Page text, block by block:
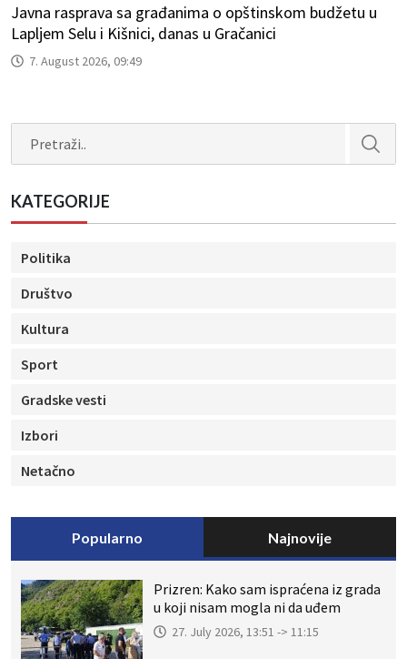
Javna rasprava sa građanima o opštinskom budžetu u
Lapljem Selu i Kišnici, danas u Gračanici
7. August 2026, 09:49
KATEGORIJE
Politika
Društvo
Kultura
Sport
Gradske vesti
Izbori
Netačno
Popularno Najnovije
Prizren: Kako sam ispraćena iz grada
u koji nisam mogla ni da uđem
27. July 2026, 13:51 -> 11:15